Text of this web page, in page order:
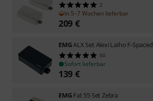
2
In 5–7 Wochen lieferbar
209 €
EMGALX Set Alexi Laiho F-Spaced
60
Sofort lieferbar
139 €
EMGFat 55 Set Zebra